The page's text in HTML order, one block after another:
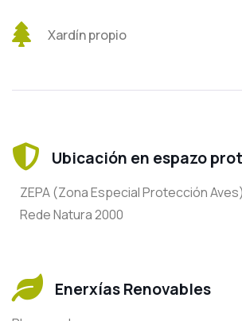
Xardín propio
Ubicación en espazo
ZEPA (Zona Especial Protección Aves)
Rede Natura 2000
Enerxías Renovables